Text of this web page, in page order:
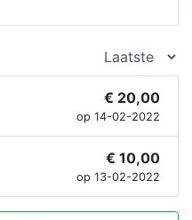
€ 20,00
op 14-02-2022
€ 10,00
op 13-02-2022